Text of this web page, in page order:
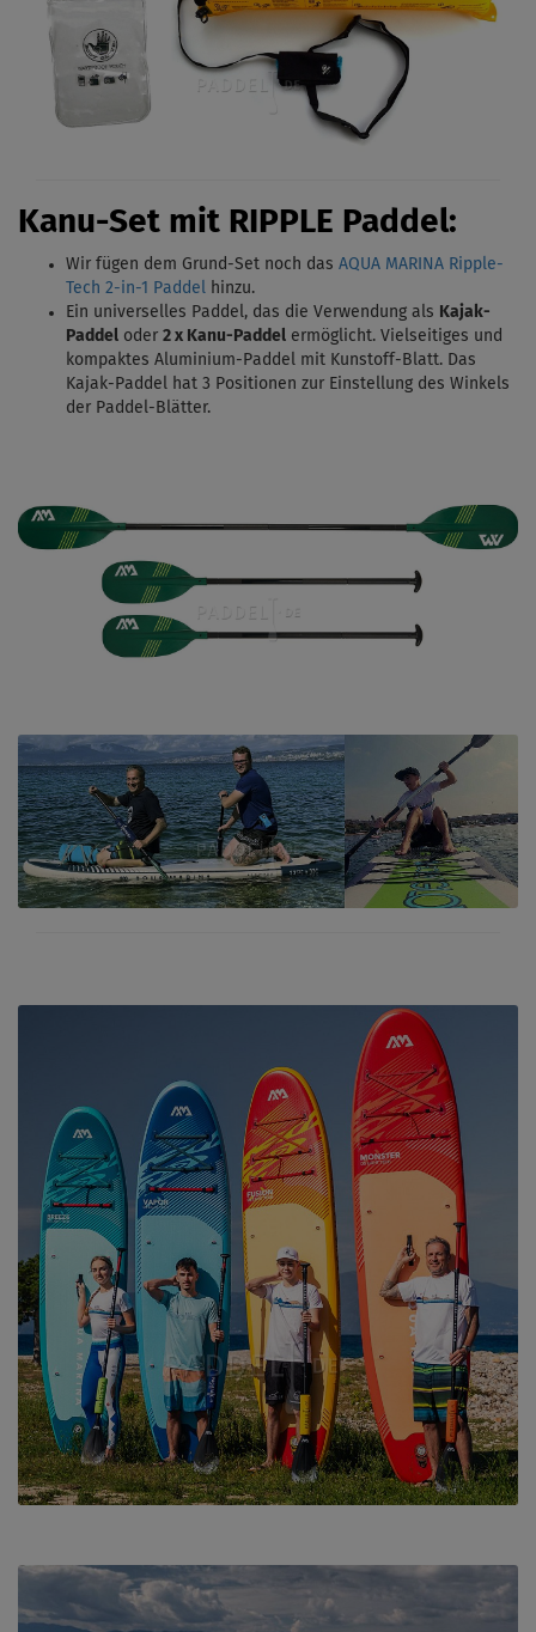
Kanu-Set mit RIPPLE Paddel:
Wir fügen dem Grund-Set noch das AQUA MARINA Ripple-
Tech 2-in-1 Paddel hinzu.
Ein universelles Paddel, das die Verwendung als Kajak-
Paddel oder 2 x Kanu-Paddel ermöglicht. Vielseitiges und
kompaktes Aluminium-Paddel mit Kunstoff-Blatt. Das
Kajak-Paddel hat 3 Positionen zur Einstellung des Winkels
der Paddel-Blätter.